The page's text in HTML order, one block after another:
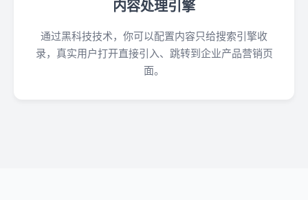
内容处理引擎
通过黑科技技术，你可以配置内容只给搜索引擎收
录，真实用户打开直接引入、跳转到企业产品营销页
面。